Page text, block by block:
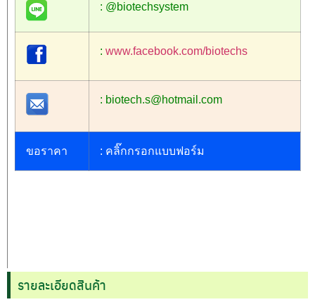
: @biotechsystem
: www.facebook.com/biotechs
: biotech.s@hotmail.com
ขอราคา : คลิ๊กกรอกแบบฟอร์ม
รายละเอียดสินค้า